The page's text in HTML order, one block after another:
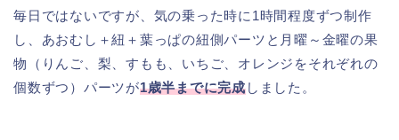
毎日ではないですが、気の乗った時に1時間程度ずつ制作
し、あおむし＋紐＋葉っぱの紐側パーツと月曜～金曜の果
物（りんご、梨、すもも、いちご、オレンジをそれぞれの
個数ずつ）パーツが1歳半までに完成しました。